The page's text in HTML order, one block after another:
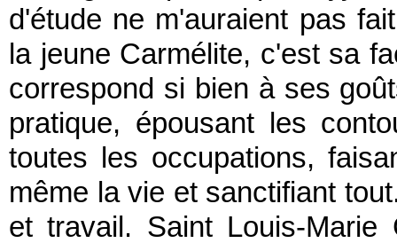
d'étude ne m'auraient pas
la jeune Carmélite, c'est sa
correspond si bien à ses
pratique, épousant les
toutes les occupations,
même la vie et sanctifiant
et travail. Saint Louis-